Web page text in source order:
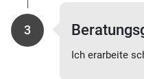
3
Ich erarbeite